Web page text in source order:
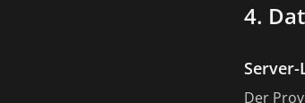
4.
Server-
Der